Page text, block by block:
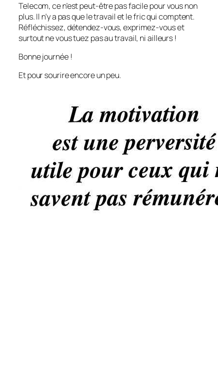
Telecom, ce n’est peut-être pas facile pour vous non
plus. Il n’y a pas que le travail et le fric qui comptent.
Réfléchissez, détendez-vous, exprimez-vous et
surtout ne vous tuez pas au travail, ni ailleurs !
Bonne journée !
Et pour sourire encore un peu.